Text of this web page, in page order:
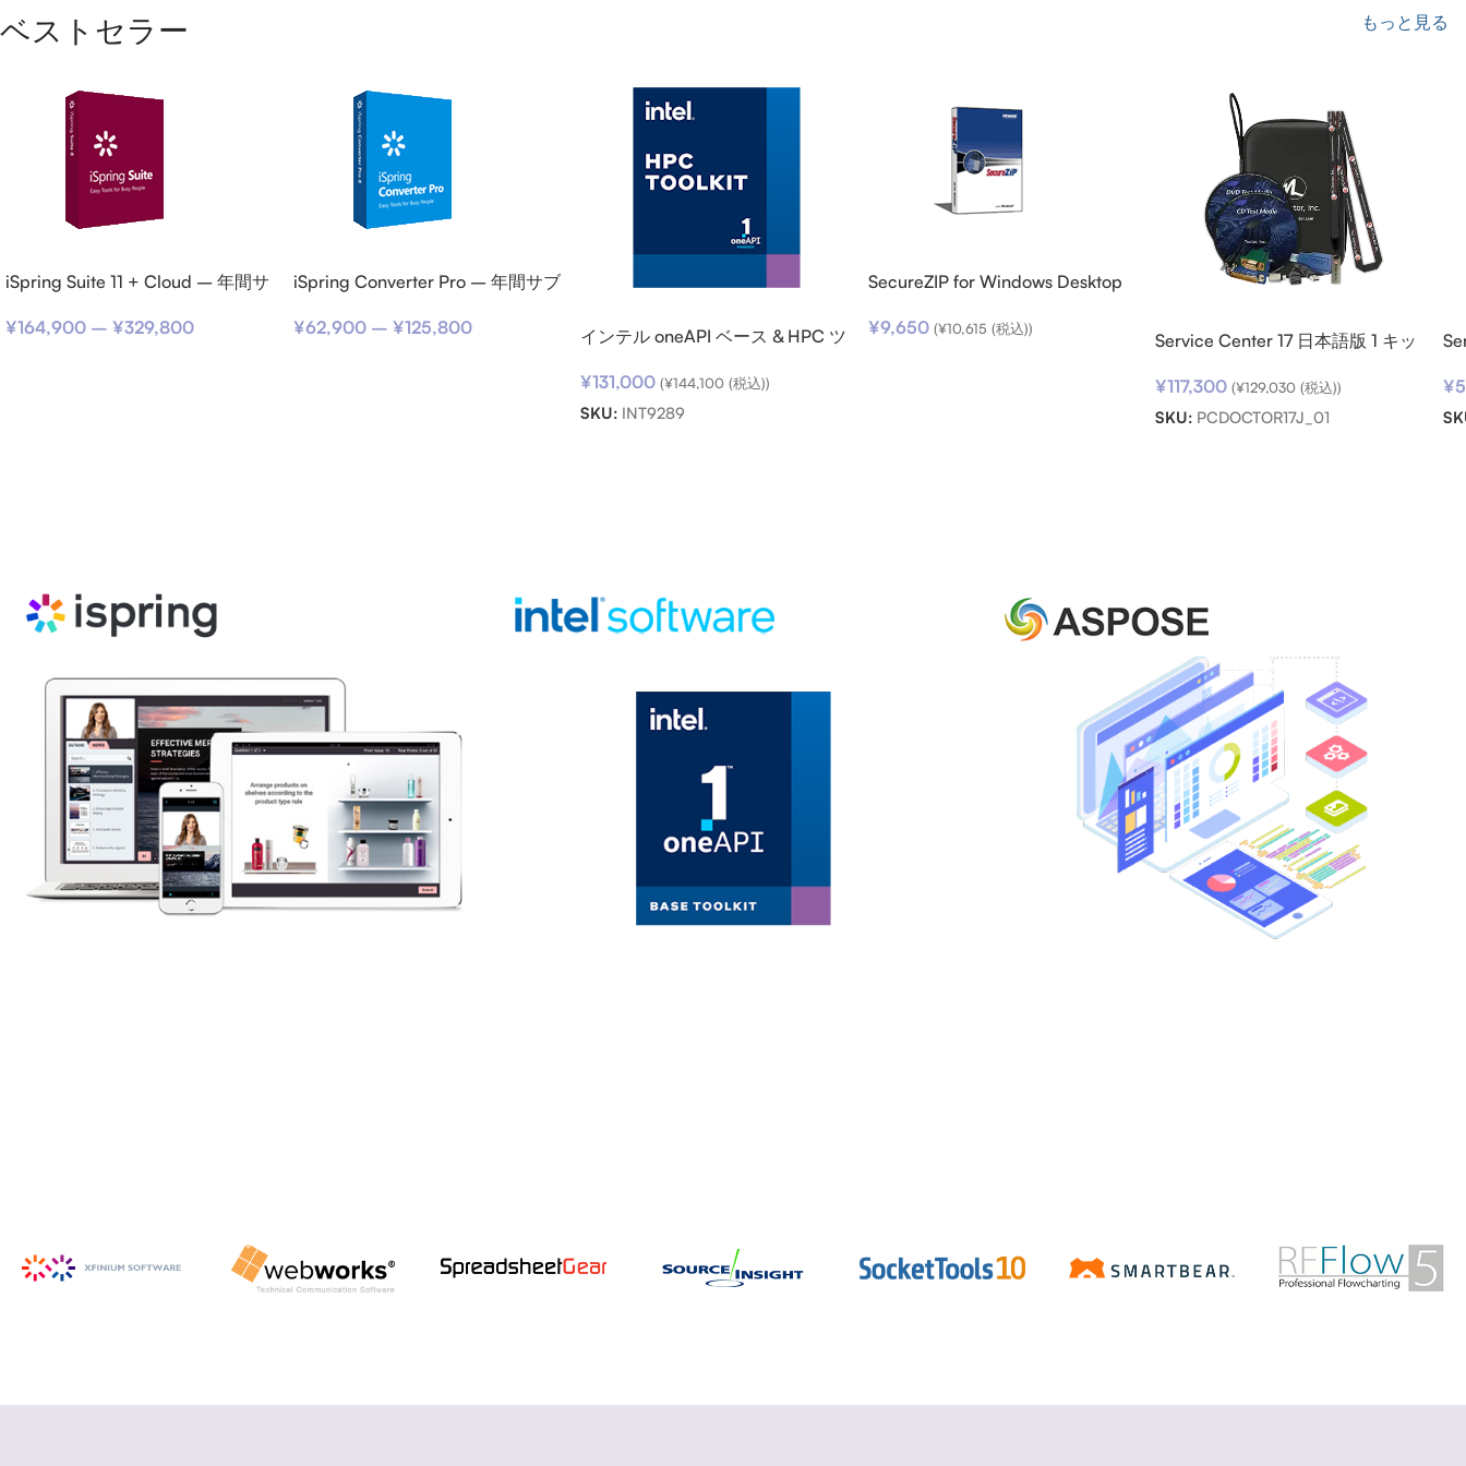
ベストセラー もっと見る
iSpring Suite 11 + Cloud – 年間サ
¥164,900 – ¥329,800
iSpring Converter Pro – 年間サブ
¥62,900 – ¥125,800
インテル oneAPI ベース & HPC ツ
(期限内更新用)
¥131,000 (¥144,100 (税込))
SKU: INT9289
SecureZIP for Windows Desktop
¥9,650 (¥10,615 (税込))
Service Center 17 日本語版 1 キッ
¥117,300 (¥129,030 (税込))
SKU: PCDOCTOR17J_01
¥
ーニング コンテンツを作成
マンス・ライブラリー
詳細を見る
PowerPoint、PDF などの Office ファ
イルを操作